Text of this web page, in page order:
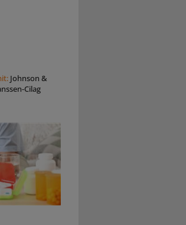
Johnson &
Cilag